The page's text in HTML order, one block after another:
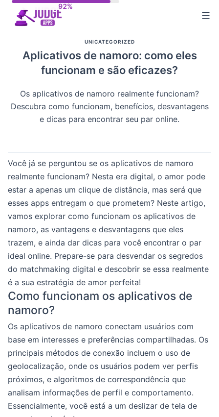
UNICATEGORIZED
Aplicativos de namoro: como eles
funcionam e são eficazes?
Os aplicativos de namoro realmente funcionam?
Descubra como funcionam, benefícios, desvantagens
e dicas para encontrar seu par online.
Você já se perguntou se os aplicativos de namoro
realmente funcionam? Nesta era digital, o amor pode
estar a apenas um clique de distância, mas será que
esses apps entregam o que prometem? Neste artigo,
vamos explorar como funcionam os aplicativos de
namoro, as vantagens e desvantagens que eles
trazem, e ainda dar dicas para você encontrar o par
ideal online. Prepare-se para desvendar os segredos
do matchmaking digital e descobrir se essa realmente
é a sua estratégia de amor perfeita!
Como funcionam os aplicativos de
namoro?
Os aplicativos de namoro conectam usuários com
base em interesses e preferências compartilhadas. Os
principais métodos de conexão incluem o uso de
geolocalização, onde os usuários podem ver perfis
próximos, e algoritmos de correspondência que
analisam informações de perfil e comportamento.
Essencialmente, você está a um deslizar de tela de